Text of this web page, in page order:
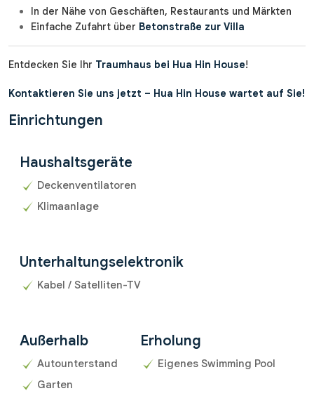
In der Nähe von Geschäften, Restaurants und Märkten
Einfache Zufahrt über Betonstraße zur Villa
Entdecken Sie Ihr Traumhaus bei Hua Hin House!
Kontaktieren Sie uns jetzt – Hua Hin House wartet auf Sie!
Einrichtungen
Haushaltsgeräte
Deckenventilatoren
Klimaanlage
Unterhaltungselektronik
Kabel / Satelliten-TV
Außerhalb
Autounterstand
Garten
Erholung
Eigenes Swimming Pool